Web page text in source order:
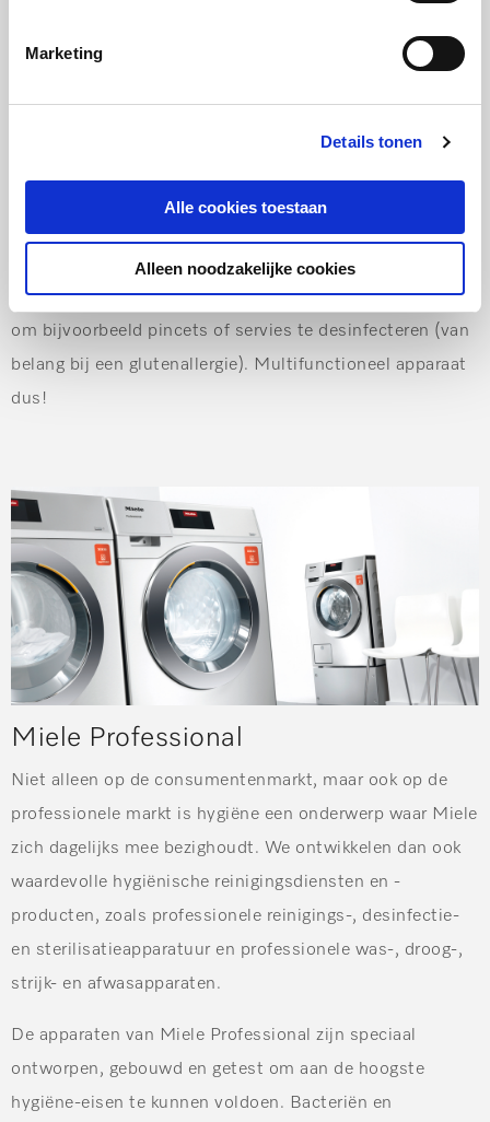
Marketing
Details tonen
Alle cookies toestaan
Alleen noodzakelijke cookies
flesjes en spenen grondig schoon zijn. Maar ook weet je
heel makkelijk al die babyflesjes en speentjes. Op 100°C
zijn deze items in slechts 15 minuten geheel bacterievrij!
Hoe fijn is dat?! De stoomoven is trouwens ook handig
om bijvoorbeeld pincets of servies te desinfecteren (van
belang bij een glutenallergie). Multifunctioneel apparaat
dus!
Miele Professional
Niet alleen op de consumentenmarkt, maar ook op de
professionele markt is hygiëne een onderwerp waar Miele
zich dagelijks mee bezighoudt. We ontwikkelen dan ook
waardevolle hygiënische reinigingsdiensten en -
producten, zoals professionele reinigings-, desinfectie-
en sterilisatieapparatuur en professionele was-, droog-,
strijk- en afwasapparaten.
De apparaten van Miele Professional zijn speciaal
ontworpen, gebouwd en getest om aan de hoogste
hygiëne-eisen te kunnen voldoen. Bacteriën en